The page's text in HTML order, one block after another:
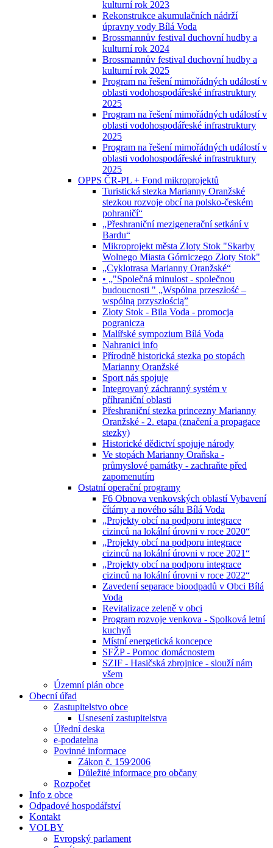
kulturní rok 2023
Rekonstrukce akumulačních nádrží
úpravny vody Bílá Voda
Brossmannův festival duchovní hudby a
kulturní rok 2024
Brossmannův festival duchovní hudby a
kulturní rok 2025
Program na řešení mimořádných událostí v
oblasti vodohospodářeské infrastruktury
2025
Program na řešení mimořádných událostí v
oblasti vodohospodářeské infrastruktury
2025
Program na řešení mimořádných událostí v
oblasti vodohospodářeské infrastruktury
2025
OPPS ČR-PL + Fond mikroprojektů
Turistická stezka Marianny Oranžské
stezkou rozvoje obcí na polsko-českém
pohraničí“
„Přeshraniční mezigenerační setkání v
Bardu“
Mikroprojekt města Zloty Stok "Skarby
Wolnego Miasta Górniczego Złoty Stok"
„Cyklotrasa Marianny Oranžské“
• „"Společná minulost - společnou
budoucnosti " „Wspólna przeszłość –
wspólną przyszłością”
Złoty Stok - Bila Voda - promocja
pogranicza
Malířské sympozium Bílá Voda
Nahranici info
Přírodně historická stezka po stopách
Marianny Oranžské
Sport nás spojuje
Integrovaný záchranný systém v
příhraniční oblasti
Přeshraniční stezka princezny Marianny
Oranžské - 2. etapa (značení a propagace
stezky)
Historické dědictví spojuje národy
Ve stopách Marianny Oraňska -
průmyslové památky - zachraňte před
zapomenutím
Ostatní operační programy
F6 Obnova venkovských oblastí Vybavení
čítárny a nového sálu Bílá Voda
„Projekty obcí na podporu integrace
cizinců na lokální úrovni v roce 2020“
„Projekty obcí na podporu integrace
cizinců na lokální úrovni v roce 2021“
„Projekty obcí na podporu integrace
cizinců na lokální úrovni v roce 2022“
Zavedení separace bioodpadů v Obci Bílá
Voda
Revitalizace zeleně v obci
Program rozvoje venkova - Spolková letní
kuchyň
Místní energetická koncepce
SFŽP - Pomoc domácnostem
SZIF - Hasičská zbrojnice - slouží nám
všem
Územní plán obce
Obecní úřad
Zastupitelstvo obce
Usnesení zastupitelstva
Úřední deska
e-podatelna
Povinné informace
Zákon č. 159⁄2006
Důležité informace pro občany
Rozpočet
Info z obce
Odpadové hospodářství
Kontakt
VOLBY
Evropský parlament